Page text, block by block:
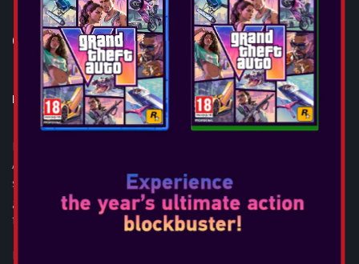
POWERA - ADVANTAGE WIRED
CONTROLLER FOR NSW2-
MUSHROOM KINGDOM
Konsollar: SWITCH 2
Nintendo tarafından resmi olarak lisanslanan PowerA
Advantage Kablolu Oyun Kumandası, Nintendo Switch 2
sistemiyle uyumlu olarak şıklığı ve performansı bir araya
getiriyor. Her bir kontrolcü özenle tasarlanmış olup, uygun
fiyatıyla zengin özellikler sunar.
Başparmak çubuklarında yer alan Hall Effect sensörler, uzun